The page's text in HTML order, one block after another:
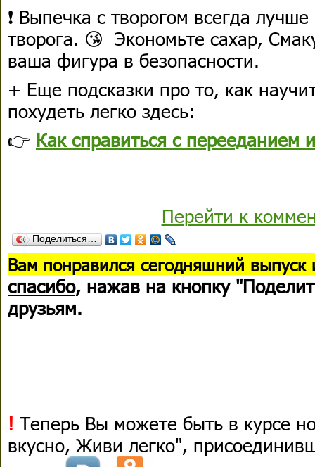
❗ Выпечка с творогом всегда
творога. 😘 Экономьте сахар,
ваша фигура в безопасности.
+ Еще подсказки про то, как
похудеть легко здесь:
👉 Как справиться с перееданием
Перейти к
Поделиться…
Вам понравился сегодняшний выпуск
спасибо, нажав на кнопку
друзьям.
! Теперь Вы можете быть в курсе
вкусно, Живи легко",